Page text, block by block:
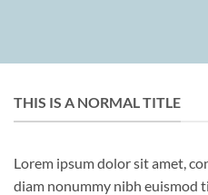
THIS IS A NORMAL TITLE
Lorem ipsum dolor sit amet,
diam nonummy nibh euismod